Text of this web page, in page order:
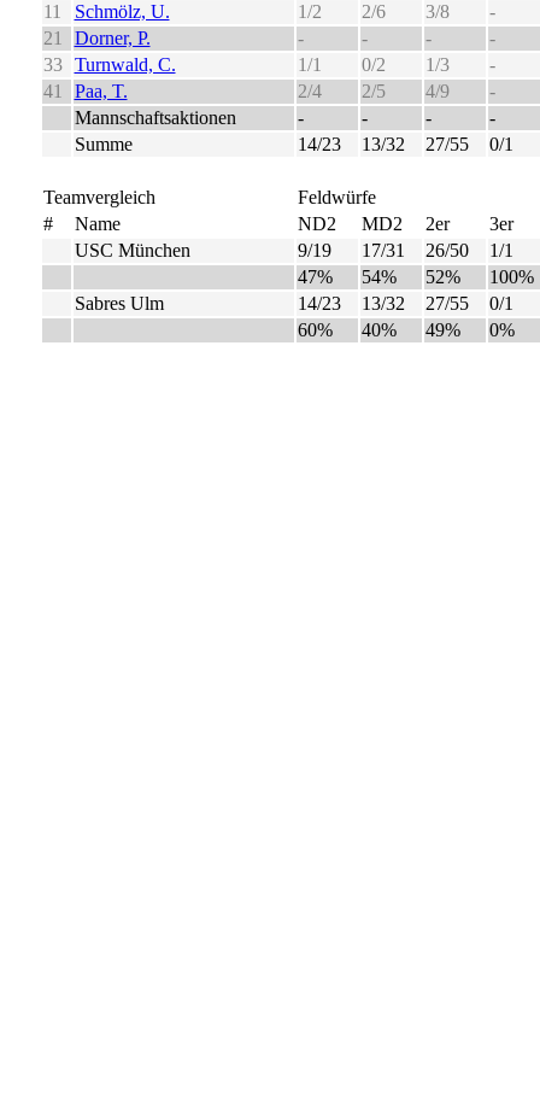
11
Schmölz, U. 1/2 2/6 3/8
-
21
Dorner, P. - - -
-
33
Turnwald, C. 1/1 0/2 1/3
-
41
Paa, T. 2/4 2/5 4/9
-
Mannschaftsaktionen
- - -
-
Summe
14/23 13/32 27/55 0/1
Teamvergleich
Feldwürfe
#
Name ND2 MD2 2er
3er
USC München
9/19 17/31 26/50
1/1
47%
54% 52%
100%
Sabres Ulm
14/23 13/32 27/55
0/1
60%
40% 49% 0%